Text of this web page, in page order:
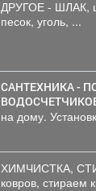
ДРУГОЕ - ШЛАК,
песок, уголь, ...
САНТЕХНИКА - ПОВЕРКА
на дому.
ХИМЧИСТКА,
ковров, стираем